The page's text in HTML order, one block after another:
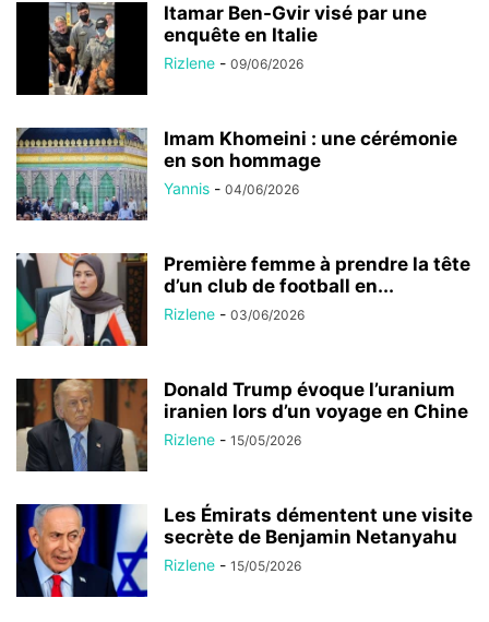
Itamar Ben-Gvir visé par une
enquête en Italie
Rizlene - 09/06/2026
Imam Khomeini : une cérémonie
en son hommage
Yannis - 04/06/2026
Première femme à prendre la tête
d’un club de football en...
Rizlene - 03/06/2026
Donald Trump évoque l’uranium
iranien lors d’un voyage en Chine
Rizlene - 15/05/2026
Les Émirats démentent une visite
secrète de Benjamin Netanyahu
Rizlene - 15/05/2026